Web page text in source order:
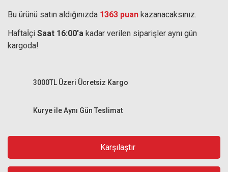
Bu ürünü satın aldığınızda 1363 puan kazanacaksınız.
Haftaİçi Saat 16:00'a kadar verilen siparişler aynı gün
kargoda!
Kurye ile Aynı Gün Teslimat
3000TL Üzeri Ücretsiz Kargo
Karşılaştır